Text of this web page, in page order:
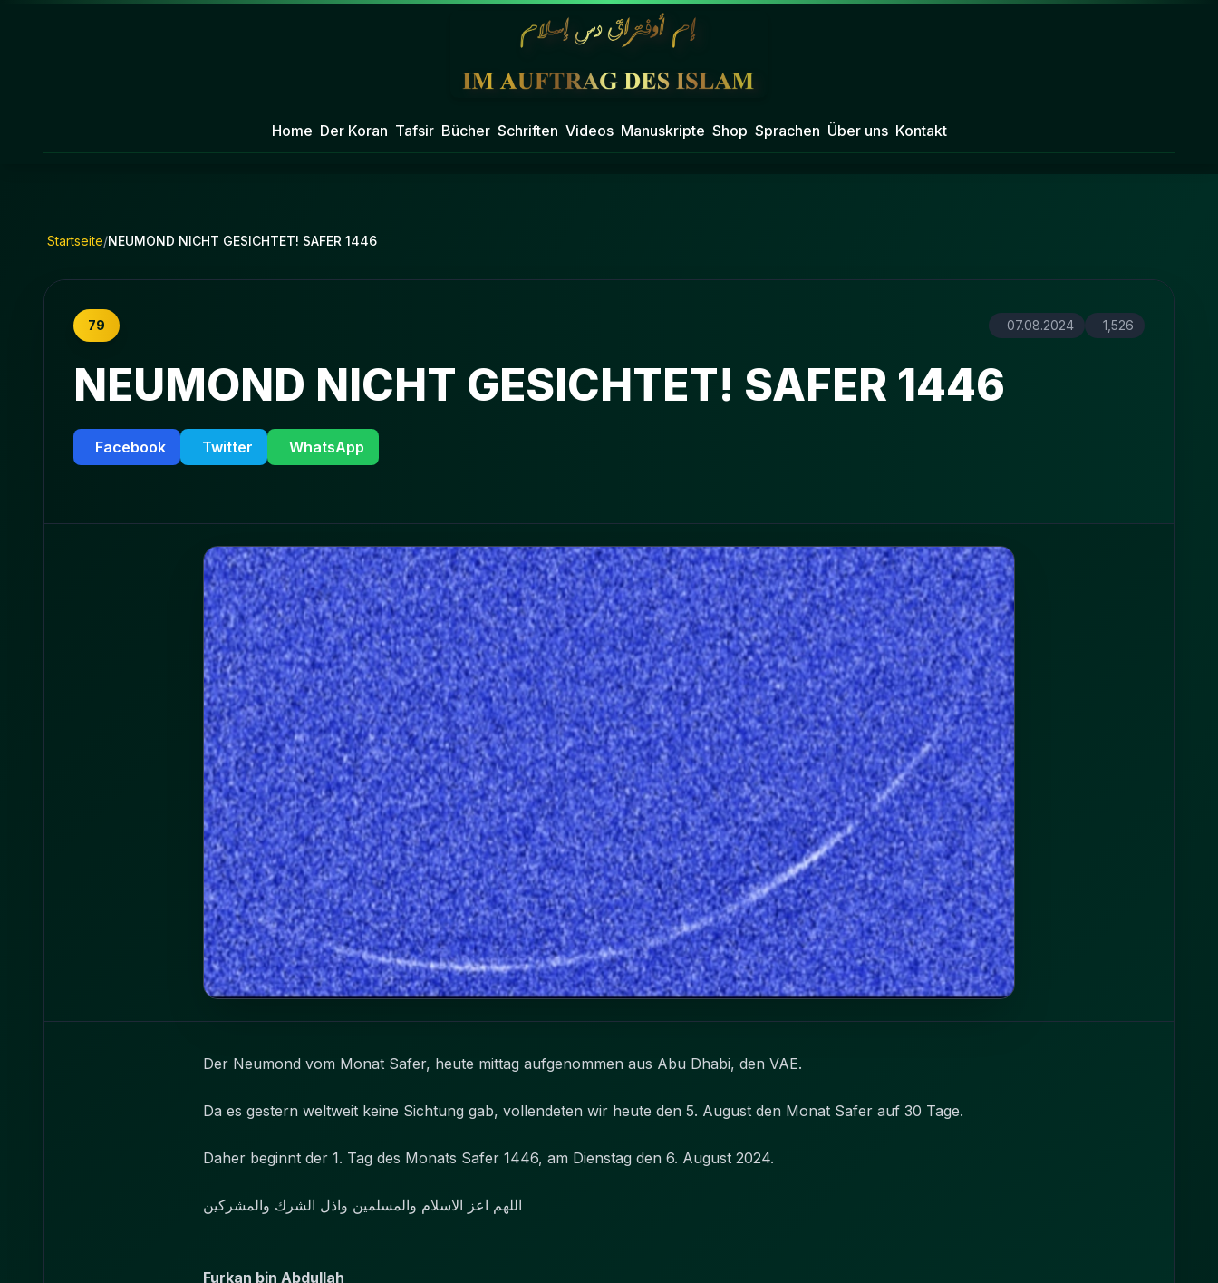
Home Der Koran Tafsir Bücher Schriften Videos Manuskripte Shop Sprachen Über uns Kontakt
Startseite/NEUMOND NICHT GESICHTET! SAFER 1446
79 07.08.2024 1,526
NEUMOND NICHT GESICHTET! SAFER 1446
Facebook Twitter WhatsApp
Der Neumond vom Monat Safer, heute mittag aufgenommen aus Abu Dhabi, den VAE.
Da es gestern weltweit keine Sichtung gab, vollendeten wir heute den 5. August den Monat Safer auf 30 Tage.
Daher beginnt der 1. Tag des Monats Safer 1446, am Dienstag den 6. August 2024.
اللهم اعز الاسلام والمسلمين واذل الشرك والمشركين
Furkan bin Abdullah